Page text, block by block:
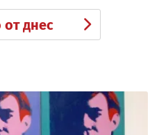
от днес